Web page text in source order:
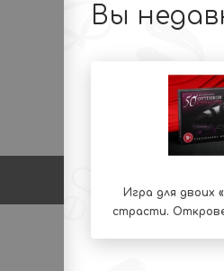
Вы
Игра для двоих
страсти.